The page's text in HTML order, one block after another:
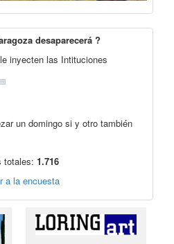
desaparecerá ?
inyecten las Intituciones
un domingo si y otro también
totales: 1.716
a la encuesta